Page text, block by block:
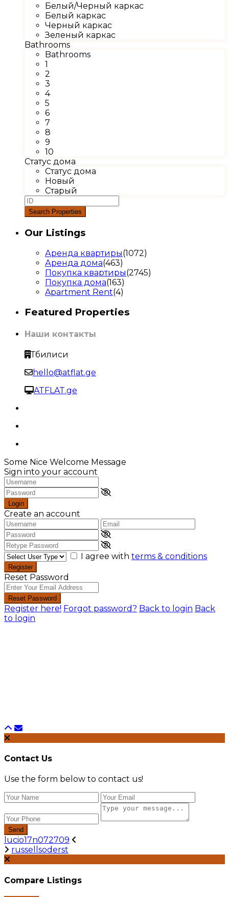
Белый/Черный каркас
Белый каркас
Черный каркас
Зеленый каркас
Bathrooms
Bathrooms
1
2
3
4
5
6
7
8
9
10
Статус дома
Статус дома
Новый
Старый
Our Listings
Аренда квартиры(1072)
Аренда дома(463)
Покупка квартиры(2745)
Покупка дома(163)
Apartment Rent(4)
Featured Properties
Наши контакты
Тбилиси
hello@atflat.ge
ATFLAT.ge
Some Nice Welcome Message
Sign into your account
Login
Create an account
I agree with terms & conditions
Register
Reset Password
Reset Password
Register here! Forgot password? Back to login Back
to login
Contact Us
Use the form below to contact us!
Send
lucio17n072709
russellsoderst
Compare Listings